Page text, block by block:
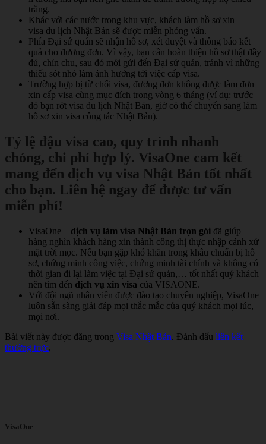
trắng.
Khác với các nước trong khu vực, khách làm hồ sơ xin
visa du lịch Nhật Bản sẽ được miễn phỏng vấn.
Phía Đại sứ quán sẽ nhận hồ sơ, xét duyệt và thông báo kết
quả cho đương đơn. Vì vậy, bạn cần hoàn thiện hồ sơ thật đầy
đủ, chỉn chu, sau đó mới gửi đến Đại sứ quán, tránh vì những
thiếu sót nhỏ làm ảnh hưởng tới việc cấp visa.
Trường hợp bị từ chối visa, đương đơn không được làm đơn
xin cấp visa cùng mục đích trong vòng 6 tháng (ví dụ: trước
đó bạn rớt visa du lịch Nhật Bản, giờ có thể chuyển sang làm
hồ sơ xin visa công tác Nhật Bản).
Tỷ lệ đậu visa cao, quy trình nhanh
chóng, chi phí hợp lý. VisaOne cam kết
mang đến dịch vụ visa Nhật Bản tốt nhất
cho bạn. Liên hệ ngay để được tư vấn
miễn phí!
VisaOne – dịch vụ làm visa Nhật Bản trọn gói đã giúp
hàng nghìn khách hàng xin thành công thị thực nhập cảnh xứ
mặt trời mọc. Nếu bạn gặp khó khăn trong khâu chuẩn bị hồ
sơ, chứng minh công việc, chứng minh tài chính và không có
thời gian đi lại làm việc tại Đại sứ quán,… tốt nhất quý khách
nên tìm đến dịch vụ xin visa của VISAONE.
Với đội ngũ nhân viên được đào tạo chuyên nghiệp, VisaOne
luôn sẵn sàng giải đáp mọi thắc mắc của quý khách mọi lúc,
mọi nơi.
Bài viết này được đăng trong Visa Nhật Bản. Đánh dấu liên kết
thường trực.
VisaOne